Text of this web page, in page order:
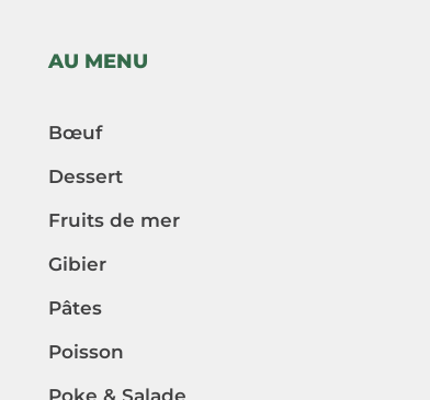
AU MENU
Bœuf
Dessert
Fruits de mer
Gibier
Pâtes
Poisson